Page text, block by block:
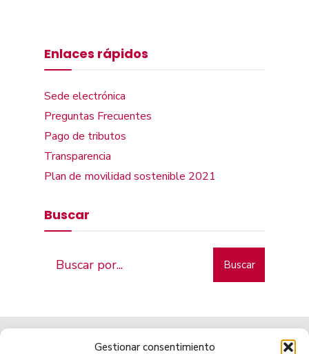
Gestionar consentimiento
Enlaces rápidos
Sede electrónica
Preguntas Frecuentes
Pago de tributos
Transparencia
Plan de movilidad sostenible 2021
Buscar
Buscar